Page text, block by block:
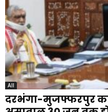
All
दरभंगा-मुजफ्फरपुर